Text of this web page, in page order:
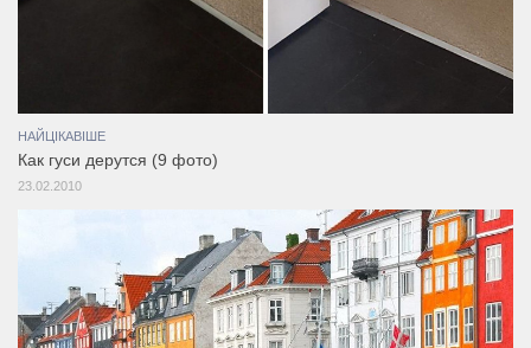
НАЙЦІКАВІШЕ
Как гуси дерутся (9 фото)
23.02.2010